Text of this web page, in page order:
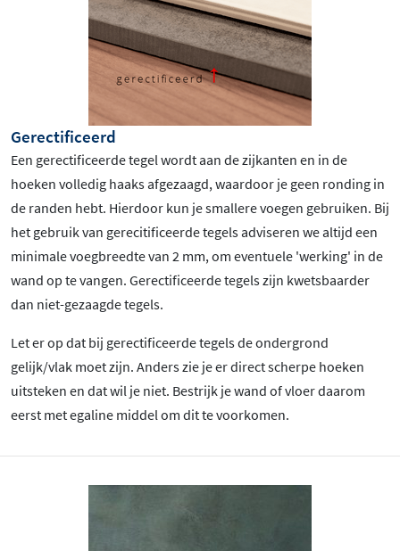
Gerectificeerd
Een gerectificeerde tegel wordt aan de zijkanten en in de
hoeken volledig haaks afgezaagd, waardoor je geen ronding in
de randen hebt. Hierdoor kun je smallere voegen gebruiken. Bij
het gebruik van gerecitificeerde tegels adviseren we altijd een
minimale voegbreedte van 2 mm, om eventuele 'werking' in de
wand op te vangen. Gerectificeerde tegels zijn kwetsbaarder
dan niet-gezaagde tegels.
Let er op dat bij gerectificeerde tegels de ondergrond
gelijk/vlak moet zijn. Anders zie je er direct scherpe hoeken
uitsteken en dat wil je niet. Bestrijk je wand of vloer daarom
eerst met egaline middel om dit te voorkomen.